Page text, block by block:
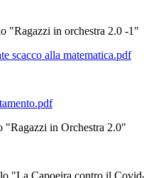
"Ragazzi in orchestra 2.0 -1"
scacco alla matematica.pdf
"Ragazzi in Orchestra 2.0"